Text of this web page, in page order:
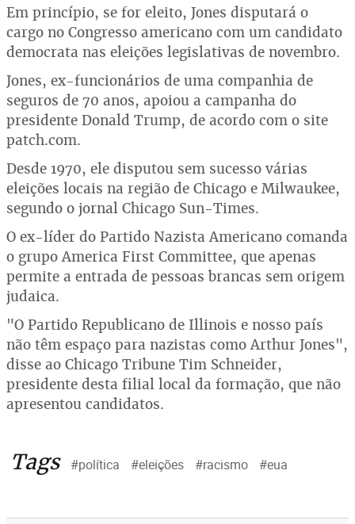
Em princípio, se for eleito, Jones disputará o
cargo no Congresso americano com um candidato
democrata nas eleições legislativas de novembro.
Jones, ex-funcionários de uma companhia de
seguros de 70 anos, apoiou a campanha do
presidente Donald Trump, de acordo com o site
patch.com.
Desde 1970, ele disputou sem sucesso várias
eleições locais na região de Chicago e Milwaukee,
segundo o jornal Chicago Sun-Times.
O ex-líder do Partido Nazista Americano comanda
o grupo America First Committee, que apenas
permite a entrada de pessoas brancas sem origem
judaica.
"O Partido Republicano de Illinois e nosso país
não têm espaço para nazistas como Arthur Jones",
disse ao Chicago Tribune Tim Schneider,
presidente desta filial local da formação, que não
apresentou candidatos.
Tags #política #eleições #racismo #eua